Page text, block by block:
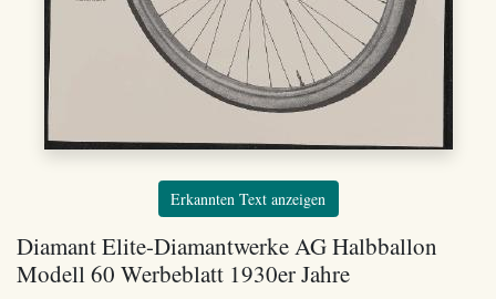
Erkannten Text anzeigen
Diamant Elite-Diamantwerke AG Halbballon
Modell 60 Werbeblatt 1930er Jahre